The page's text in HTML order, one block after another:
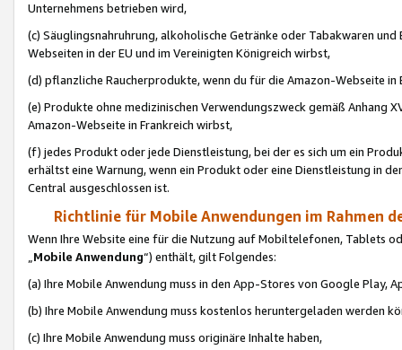
Unternehmens betrieben wird,
(c) Säuglingsnahruhrung, alkoholische Getränke oder Tabakwaren
Webseiten in der EU und im Vereinigten Königreich wirbst,
(d) pflanzliche Raucherprodukte, wenn du für die Amazon-Webseite in
(e) Produkte ohne medizinischen Verwendungszweck gemäß Anhang
Amazon-Webseite in Frankreich wirbst,
(f) jedes Produkt oder jede Dienstleistung, bei der es sich um ein
erhältst eine Warnung, wenn ein Produkt oder eine Dienstleistung in
Central ausgeschlossen ist.
Richtlinie für Mobile Anwendungen im Rahmen
Wenn Ihre Website eine für die Nutzung auf Mobiltelefonen, Tablets
„Mobile Anwendung“) enthält, gilt Folgendes:
(a) Ihre Mobile Anwendung muss in den App-Stores von Google Play,
(b) Ihre Mobile Anwendung muss kostenlos heruntergeladen werden
(c) Ihre Mobile Anwendung muss originäre Inhalte haben,